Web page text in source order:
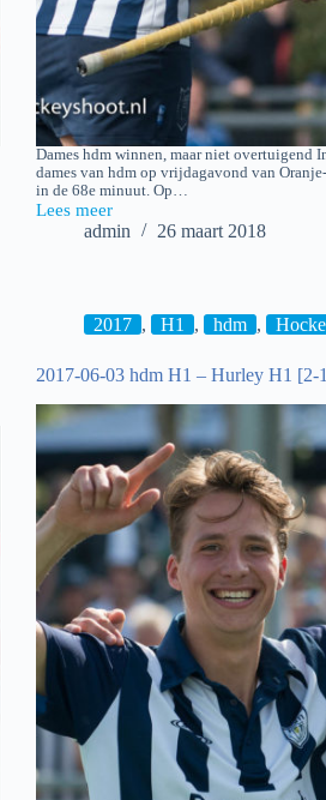
Dames hdm winnen, maar niet overtuigend
dames van hdm op vrijdagavond van
in de 68e minuut. Op…
Lees meer
2018-
Hurley
[2-
1]
admin 26 maart 2018
2017 , H1 , hdm ,
2017-06-03 hdm H1 – Hurley H1 [2-